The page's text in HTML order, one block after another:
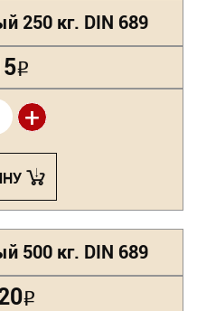
250 кг. DIN 689
Р
+
500 кг. DIN 689
Р